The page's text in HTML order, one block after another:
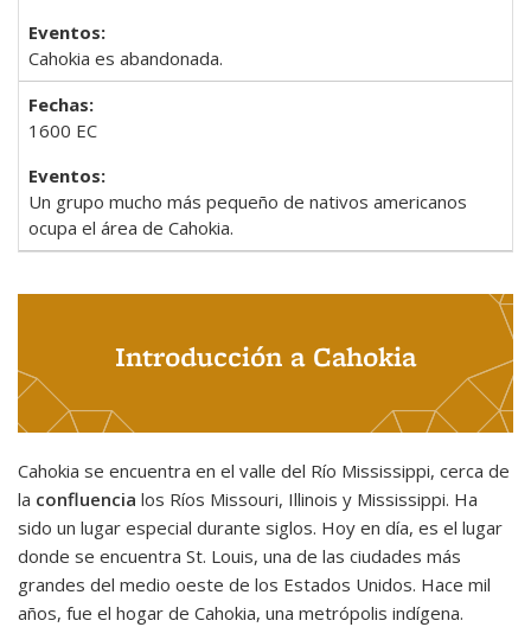
Cahokia es abandonada.
1600 EC
Un grupo mucho más pequeño de nativos americanos
ocupa el área de Cahokia.
Introducción a Cahokia
Cahokia se encuentra en el valle del Río Mississippi, cerca de
la confluencia los Ríos Missouri, Illinois y Mississippi. Ha
sido un lugar especial durante siglos. Hoy en día, es el lugar
donde se encuentra St. Louis, una de las ciudades más
grandes del medio oeste de los Estados Unidos. Hace mil
años, fue el hogar de Cahokia, una metrópolis indígena.